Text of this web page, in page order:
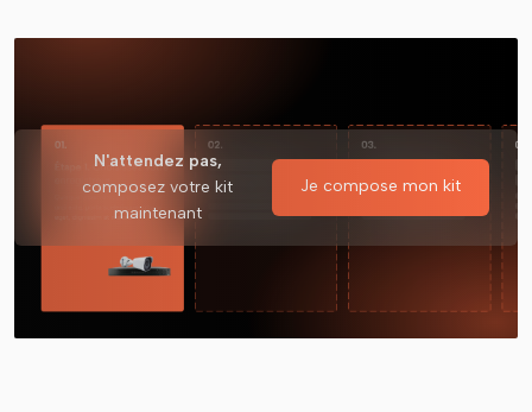
N'attendez pas,
composez votre kit
maintenant
Je compose mon kit